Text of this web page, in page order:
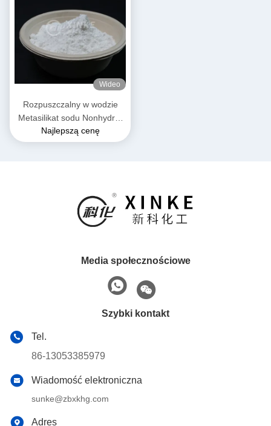
Wideo
Rozpuszczalny w wodzie
Metasilikat sodu Nonhydrat
Białe i swobodnie płynące
granule Proszek Woda
Najlepszą cenę
Media społecznościowe
Szybki kontakt
Tel.
86-13053385979
Wiadomość elektroniczna
sunke@zbxkhg.com
Adres